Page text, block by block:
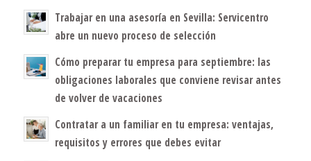
Trabajar en una asesoría en Sevilla: Servicentro
abre un nuevo proceso de selección
Cómo preparar tu empresa para septiembre: las
obligaciones laborales que conviene revisar antes
de volver de vacaciones
Contratar a un familiar en tu empresa: ventajas,
requisitos y errores que debes evitar